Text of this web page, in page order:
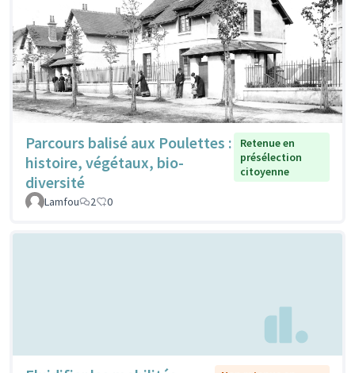
Parcours balisé aux Poulettes :
histoire, végétaux, bio-
diversité
Retenue en
présélection
citoyenne
Lamfou 2 0